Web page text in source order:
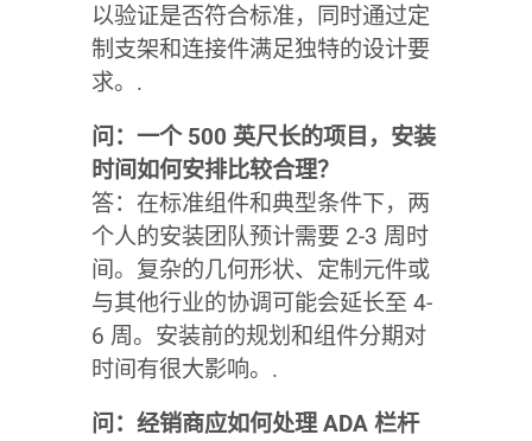
以验证是否符合标准，同时通过定
制支架和连接件满足独特的设计要
求。.
问：一个 500 英尺长的项目，安装
时间如何安排比较合理？
答：在标准组件和典型条件下，两
个人的安装团队预计需要 2-3 周时
间。复杂的几何形状、定制元件或
与其他行业的协调可能会延长至 4-
6 周。安装前的规划和组件分期对
时间有很大影响。.
问：经销商应如何处理 ADA 栏杆